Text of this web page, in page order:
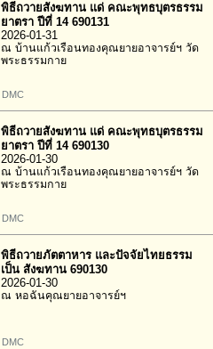
พิธีถวายสังฆทาน แด่ คณะพุทธบุตรธรรม
ยาตรา ปีที่ 14 690131
2026-01-31
ณ บ้านแก้วเรือนทองคุณยายอาจารย์ฯ วัด
พระธรรมกาย
DMC
พิธีถวายสังฆทาน แด่ คณะพุทธบุตรธรรม
ยาตรา ปีที่ 14 690130
2026-01-30
ณ บ้านแก้วเรือนทองคุณยายอาจารย์ฯ วัด
พระธรรมกาย
DMC
พิธีถวายภัตตาหาร และปัจจัยไทยธรรม
เป็น สังฆทาน 690130
2026-01-30
ณ หอฉันคุณยายอาจารย์ฯ
DMC